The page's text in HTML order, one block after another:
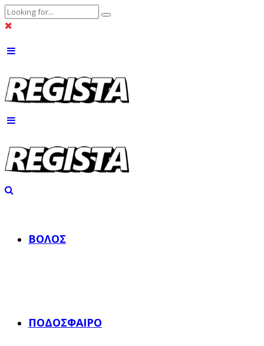
ΒΌΛΟΣ
ΠΟΔΌΣΦΑΙΡΟ